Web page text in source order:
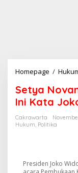
Homepage /
Setya
Ini Kata
Cakrawarta
Hukum, Politika
Presiden Joko